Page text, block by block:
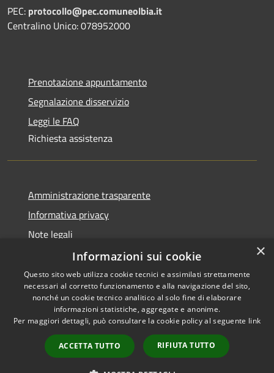
PEC: protocollo@pec.comuneolbia.it
Centralino Unico: 078952000
Prenotazione appuntamento
Segnalazione disservizio
Leggi le FAQ
Richiesta assistenza
Amministrazione trasparente
Informativa privacy
Note legali
Dichiarazione di accessibilità
RSS
Accessibilità
Copyright © 2026 • Comune di
Municipium•
Accesso
redazione
×
Informazioni sui cookie
Questo sito web utilizza cookie tecnici e assimilati strettamente
necessari al corretto funzionamento e alla navigazione del sito,
nonché un cookie tecnico analitico al solo fine di elaborare
informazioni statistiche, aggregate e anonime.
Per maggiori dettagli, può consultare la cookie policy al seguente link
ACCETTA TUTTO RIFIUTA TUTTO